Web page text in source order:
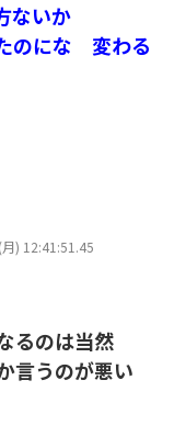
ないか
のにな 変わる
) 12:41:51.45
るのは当然
言うのが悪い